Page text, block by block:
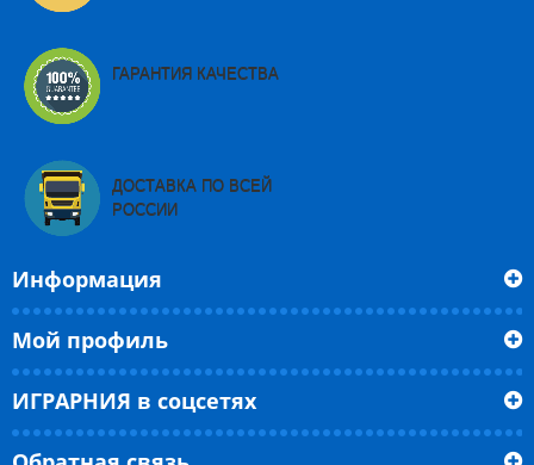
ГАРАНТИЯ КАЧЕСТВА
ДОСТАВКА ПО ВСЕЙ
РОССИИ
Информация
Мой профиль
ИГРАРНИЯ в соцсетях